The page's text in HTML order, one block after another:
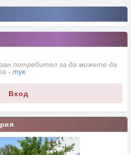
потребител за да можете да
- тук
Вход